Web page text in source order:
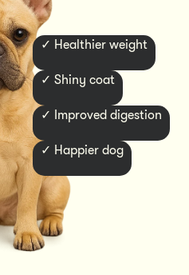
✓ Healthier weight
✓ Shiny coat
✓ Improved digestion
✓ Happier dog